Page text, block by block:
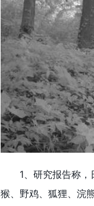
1、研究报告称，
猴、野鸡、狐狸、浣熊